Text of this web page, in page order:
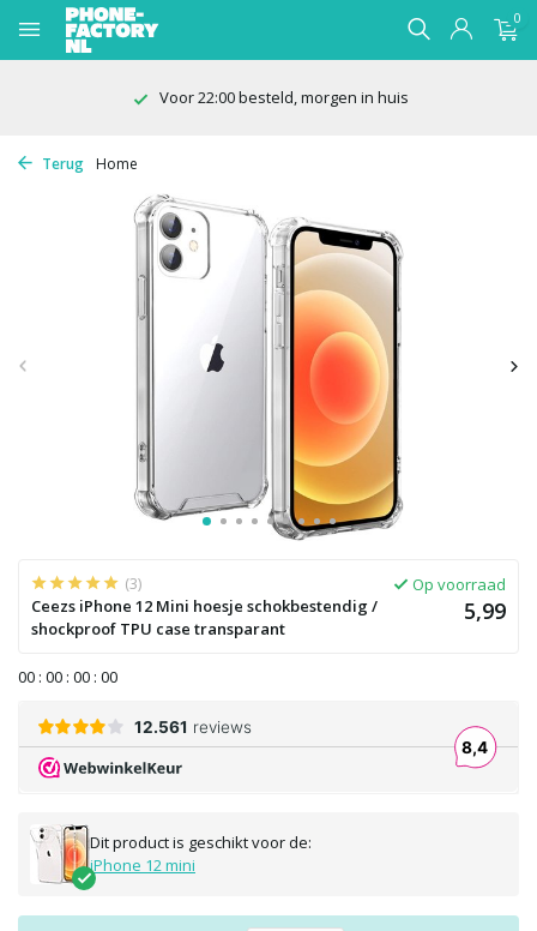
0
100 dagen bedenktijd
Terug Home
(3)
Ceezs iPhone 12 Mini hoesje schokbestendig /
shockproof TPU case transparant
Op voorraad
5,99
00 : 00 : 00 : 00
Dit product is geschikt voor de:
iPhone 12 mini